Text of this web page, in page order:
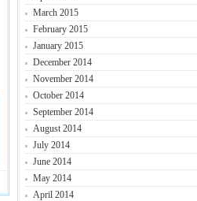
March 2015
February 2015
January 2015
December 2014
November 2014
October 2014
September 2014
August 2014
July 2014
June 2014
May 2014
April 2014